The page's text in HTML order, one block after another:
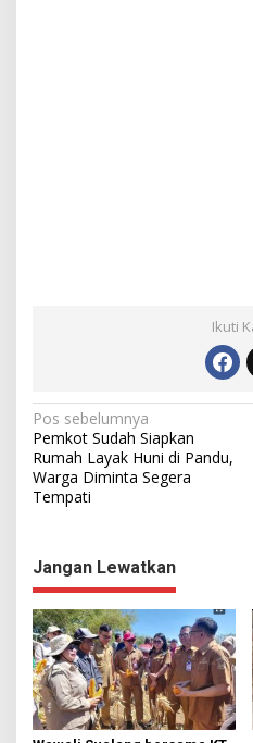
Ikuti
N
a
v
a
s
i
p
o
s
Pos sebelumnya
Pemkot Sudah Siapkan
Rumah Layak Huni di Pandu,
Warga Diminta Segera
Tempati
Jangan Lewatkan